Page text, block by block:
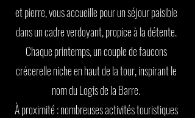
et pierre, vous accueille pour un séjour paisible
dans un cadre verdoyant, propice à la détente.
Chaque printemps, un couple de faucons
crécerelle niche en haut de la tour, inspirant le
nom du Logis de la Barre.
À proximité : nombreuses activités touristiques